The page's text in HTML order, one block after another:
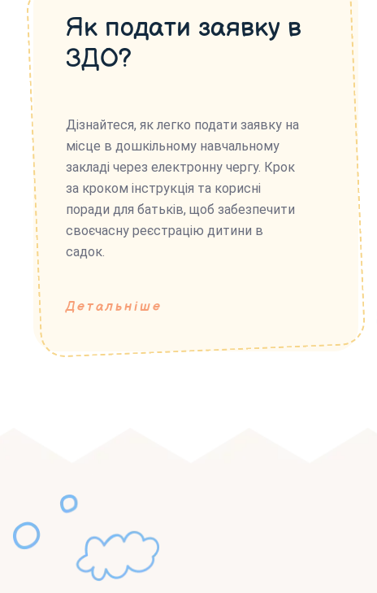
Як подати заявку в
ЗДО?
Дізнайтеся, як легко подати заявку на
місце в дошкільному навчальному
закладі через електронну чергу. Крок
за кроком інструкція та корисні
поради для батьків, щоб забезпечити
своєчасну реєстрацію дитини в
садок.
Детальніше